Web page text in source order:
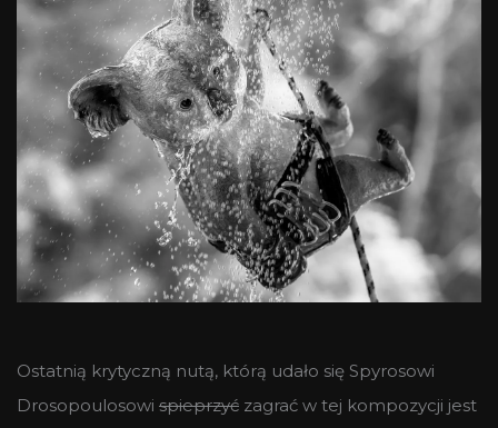
Ostatnią krytyczną nutą, którą udało się Spyrosowi
Drosopoulosowi spieprzyć zagrać w tej kompozycji jest